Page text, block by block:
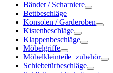
Bänder / Scharniere
Bettbeschläge
Konsolen / Garderoben
Kistenbeschläge
Klappenbeschläge
Möbelgriffe
Möbelkleinteile -zubehör
Schiebetürbeschläge